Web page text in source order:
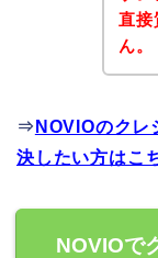
直接
ん。
⇒ NOVIOのクレ
決したい方はこ
NOVIOで